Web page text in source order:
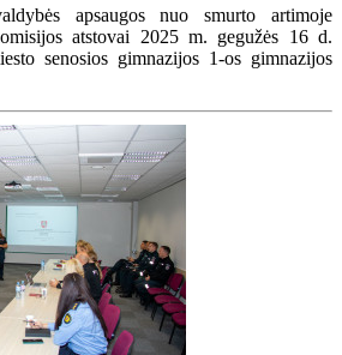
apsaugos nuo smurto artimoje
atstovai 2025 m. gegužės 16 d.
senosios gimnazijos 1-os gimnazijos